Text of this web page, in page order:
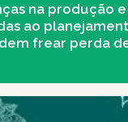
na produção
ao
frear perda